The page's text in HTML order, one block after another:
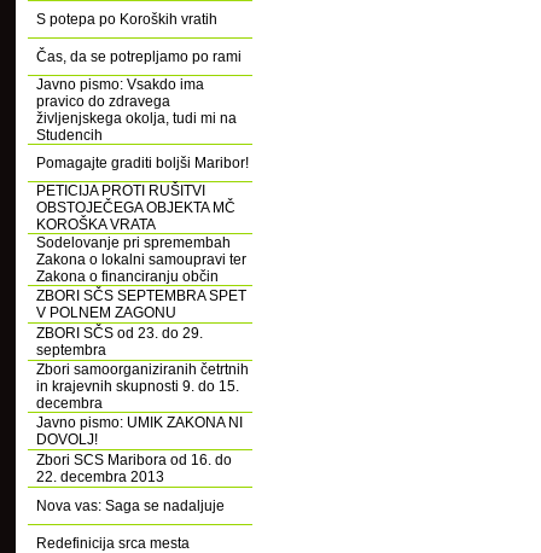
S potepa po Koroških vratih
Čas, da se potrepljamo po rami
Javno pismo: Vsakdo ima
pravico do zdravega
življenjskega okolja, tudi mi na
Studencih
Pomagajte graditi boljši Maribor!
PETICIJA PROTI RUŠITVI
OBSTOJEČEGA OBJEKTA MČ
KOROŠKA VRATA
Sodelovanje pri spremembah
Zakona o lokalni samoupravi ter
Zakona o financiranju občin
ZBORI SČS SEPTEMBRA SPET
V POLNEM ZAGONU
ZBORI SČS od 23. do 29.
septembra
Zbori samoorganiziranih četrtnih
in krajevnih skupnosti 9. do 15.
decembra
Javno pismo: UMIK ZAKONA NI
DOVOLJ!
Zbori SCS Maribora od 16. do
22. decembra 2013
Nova vas: Saga se nadaljuje
Redefinicija srca mesta